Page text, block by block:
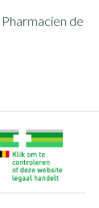
Pharmacien de